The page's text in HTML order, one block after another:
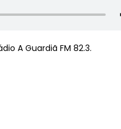
A Guardiã FM 82.3.